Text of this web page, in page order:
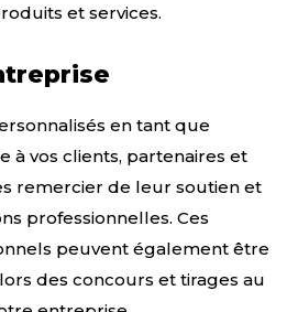
et services.
en tant que
à vos clients, partenaires et
remercier de leur soutien et
professionnelles. Ces
peuvent également être
des concours et tirages au